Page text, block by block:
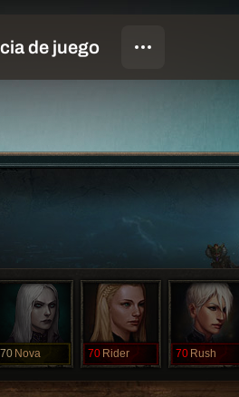
70 Nova 70 Rider 70 Rush